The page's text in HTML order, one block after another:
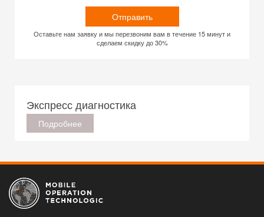
Отправить
Оставьте нам заявку и мы перезвоним вам в течение 15 минут и
сделаем скидку до 30%
Экспресс диагностика
Подробнее